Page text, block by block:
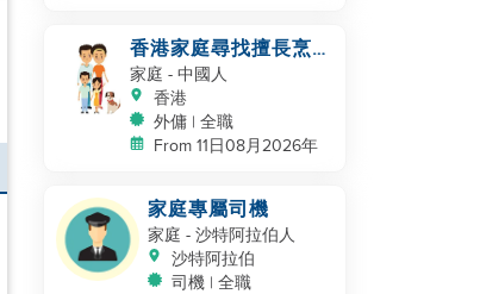
香港家庭尋找擅長烹飪
的幫手
家庭 - 中國人
香港
外傭 | 全職
From 11日08月2026年
家庭專屬司機
家庭 - 沙特阿拉伯人
沙特阿拉伯
司機 | 全職